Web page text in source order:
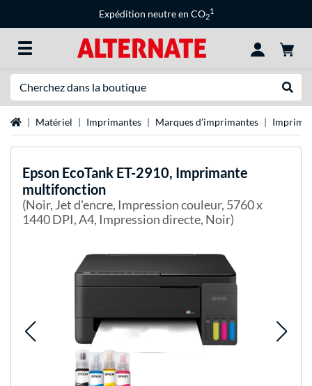
Expédition neutre en CO2
1
Page d'accueil
Matériel Imprimantes Marques d’imprimantes
Epson EcoTank ET-2910, Imprimante
multifonction
(Noir, Jet d'encre, Impression couleur, 5760 x
1440 DPI, A4, Impression directe, Noir)